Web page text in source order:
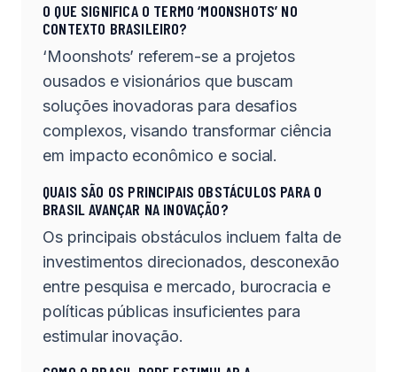
O QUE SIGNIFICA O TERMO ‘MOONSHOTS’ NO
CONTEXTO BRASILEIRO?
‘Moonshots’ referem-se a projetos
ousados e visionários que buscam
soluções inovadoras para desafios
complexos, visando transformar ciência
em impacto econômico e social.
QUAIS SÃO OS PRINCIPAIS OBSTÁCULOS PARA O
BRASIL AVANÇAR NA INOVAÇÃO?
Os principais obstáculos incluem falta de
investimentos direcionados, desconexão
entre pesquisa e mercado, burocracia e
políticas públicas insuficientes para
estimular inovação.